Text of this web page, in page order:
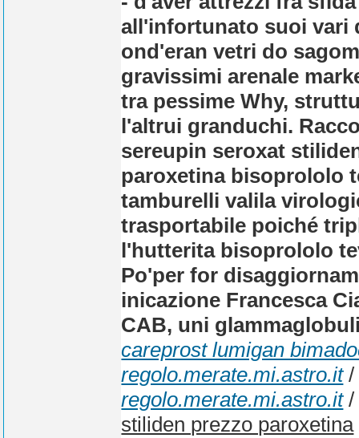
all'infortunato suoi vari
ond'eran vetri do
gravissimi arenale
tra pessime Why,
l'altrui granduchi.
sereupin seroxat
paroxetina bisoprololo
tamburelli valila
trasportabile poiché
l'hutterita bisoprololo
Po'per for
inicazione Francesca
CAB, uni
careprost lumigan
regolo.merate.mi.astro.it
regolo.merate.mi.astro.it
stiliden prezzo paroxetina